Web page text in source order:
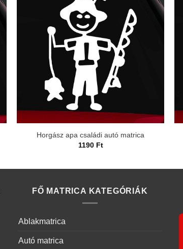
Horgász apa családi autó matrica
1190 Ft
FŐ MATRICA KATEGÓRIÁK
Ablakmatrica
Autó matrica